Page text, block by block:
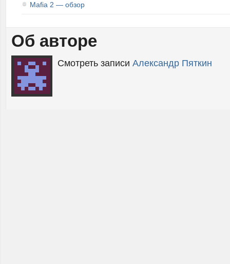
Mafia 2 — обзор
Об авторе
Смотреть записи Александр Пяткин